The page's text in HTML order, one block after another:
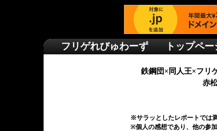
フリゲれびゅわーず トップペー
鉄鋼団×同人王×フリ
赤
※サラッとしたレポートでは
※個人の感想であり、他の参